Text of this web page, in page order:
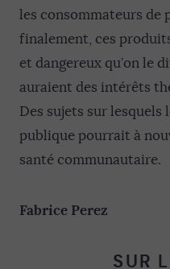
les consommateurs de
finalement, ces
et dangereux qu’on le
auraient des intérêts
Des sujets sur lesquels
publique pourrait à
santé communautaire.
Fabrice Perez
SUR